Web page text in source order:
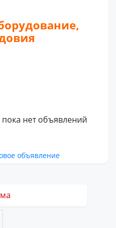
нет объявлений
объявление